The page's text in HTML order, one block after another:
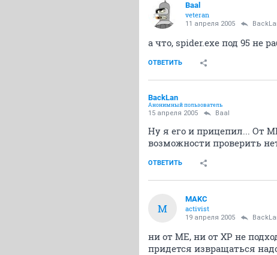
Baal
veteran
11 апреля 2005
а что, spider.exe под 95 не
ОТВЕТИТЬ
BackLan
Анонимный пользователь
15 апреля 2005 Baal
Ну я его и прицепил... От
возможности проверить
ОТВЕТИТЬ
M
MАKС
activist
19 апреля 2005
ни от МЕ, ни от ХР не
придется извращаться